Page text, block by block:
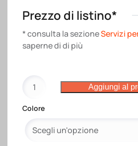
Prezzo di listino*
* consulta la sezioneServizi
saperne di di più
cotone
220
Aggiungi al
Colore